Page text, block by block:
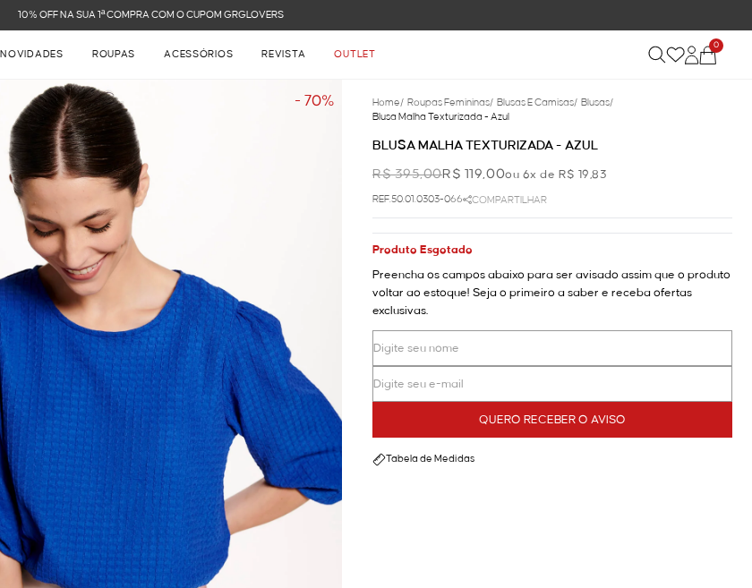
FRETE GRÁTIS NAS COMPRAS ACIMA DE R$ 899
NOVIDADES ROUPAS ACESSÓRIOS REVISTA OUTLET
0
- 70% Home/ Roupas Femininas/ Blusas E Camisas/ Blusas/
Blusa Malha Texturizada - Azul
BLUSA MALHA TEXTURIZADA - AZUL
R$ 395,00R$ 119,00ou 6x de R$ 19,83
REF.50.01.0303-066 COMPARTILHAR
Produto Esgotado
Preencha os campos abaixo para ser avisado assim que o produto
voltar ao estoque! Seja o primeiro a saber e receba ofertas
exclusivas.
QUERO RECEBER O AVISO
Tabela de Medidas